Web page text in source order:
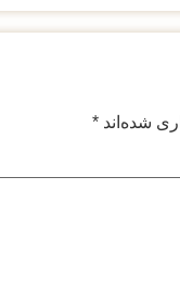
شده‌اند *